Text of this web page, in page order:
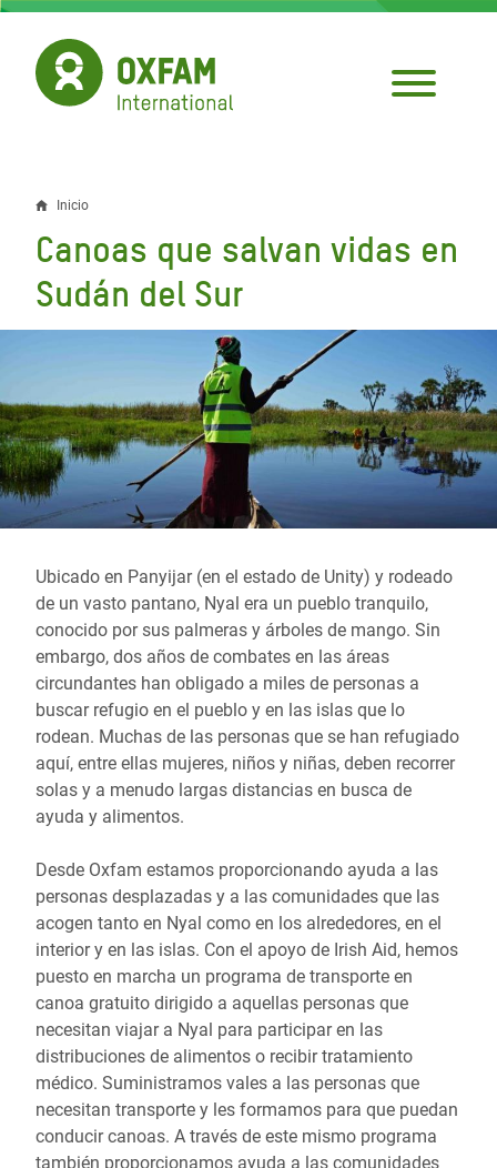
Pasar
contenido
principal
Sobrescribir
enlaces
de
ayuda
la
navegación
Inicio
Canoas que salvan vidas en
Sudán del Sur
Ubicado en Panyijar (en el estado de Unity) y rodeado
de un vasto pantano, Nyal era un pueblo tranquilo,
conocido por sus palmeras y árboles de mango. Sin
embargo, dos años de combates en las áreas
circundantes han obligado a miles de personas a
buscar refugio en el pueblo y en las islas que lo
rodean. Muchas de las personas que se han refugiado
aquí, entre ellas mujeres, niños y niñas, deben recorrer
solas y a menudo largas distancias en busca de
ayuda y alimentos.
Desde Oxfam estamos proporcionando ayuda a las
personas desplazadas y a las comunidades que las
acogen tanto en Nyal como en los alrededores, en el
interior y en las islas. Con el apoyo de Irish Aid, hemos
puesto en marcha un programa de transporte en
canoa gratuito dirigido a aquellas personas que
necesitan viajar a Nyal para participar en las
distribuciones de alimentos o recibir tratamiento
médico. Suministramos vales a las personas que
necesitan transporte y les formamos para que puedan
conducir canoas. A través de este mismo programa
también proporcionamos ayuda a las comunidades